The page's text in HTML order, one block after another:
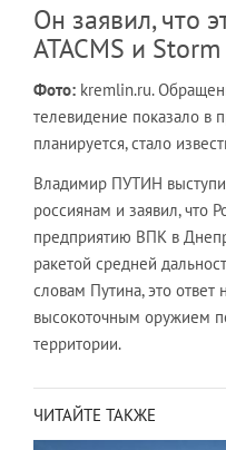
Он заявил, что
ATACMS и
Фото: kremlin.ru.
телевидение показало в
планируется, стало
Владимир ПУТИН
россиянам и заявил, что
предприятию ВПК в
ракетой средней
словам Путина, это
высокоточным оружием
территории.
ЧИТАЙТЕ ТАКЖЕ